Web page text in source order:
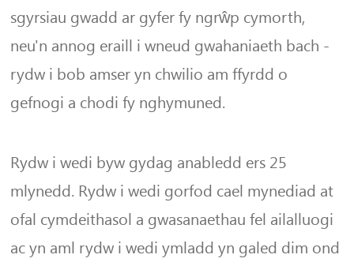
sgyrsiau gwadd ar gyfer fy ngrŵp cymorth,
neu'n annog eraill i wneud gwahaniaeth bach -
rydw i bob amser yn chwilio am ffyrdd o
gefnogi a chodi fy nghymuned.
Rydw i wedi byw gydag anabledd ers 25
mlynedd. Rydw i wedi gorfod cael mynediad at
ofal cymdeithasol a gwasanaethau fel ailalluogi
ac yn aml rydw i wedi ymladd yn galed dim ond